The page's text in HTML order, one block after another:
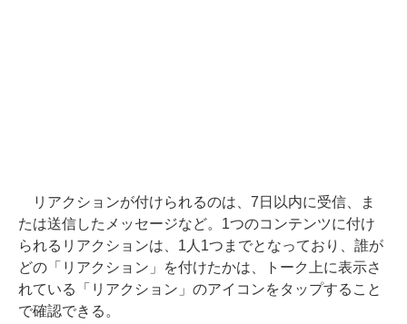
リアクションが付けられるのは、7日以内に受信、ま
たは送信したメッセージなど。1つのコンテンツに付け
られるリアクションは、1人1つまでとなっており、誰が
どの「リアクション」を付けたかは、トーク上に表示さ
れている「リアクション」のアイコンをタップすること
で確認できる。